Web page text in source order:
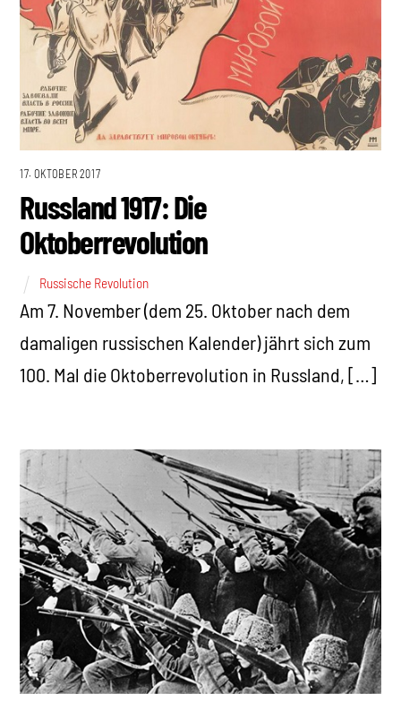
17. OKTOBER 2017
Russland 1917: Die
Oktoberrevolution
Russische Revolution
Am 7. November (dem 25. Oktober nach dem
damaligen russischen Kalender) jährt sich zum
100. Mal die Oktoberrevolution in Russland, […]